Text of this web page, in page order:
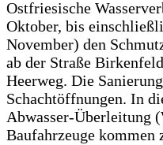
Ostfriesische
Oktober, bis
November) den
ab der Straße
Heerweg. Die
Schachtöffnungen. In
Abwasser-Überleitung
Baufahrzeuge kommen